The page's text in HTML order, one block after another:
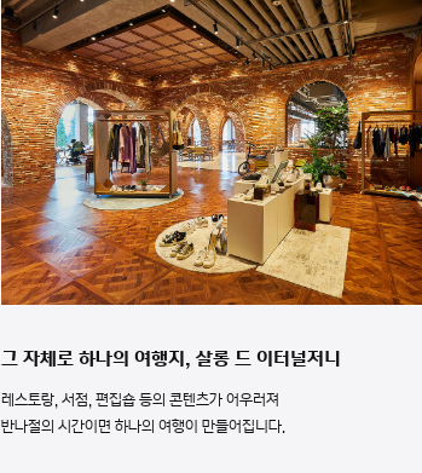
그 자체로 하나의 여행지, 살롱 드 이터널저니
레스토랑, 서점, 편집숍 등의 콘텐츠가 어우러져
반나절의 시간이면 하나의 여행이 만들어집니다.